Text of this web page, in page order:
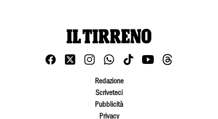
Redazione
Scriveteci
Pubblicità
Privacy